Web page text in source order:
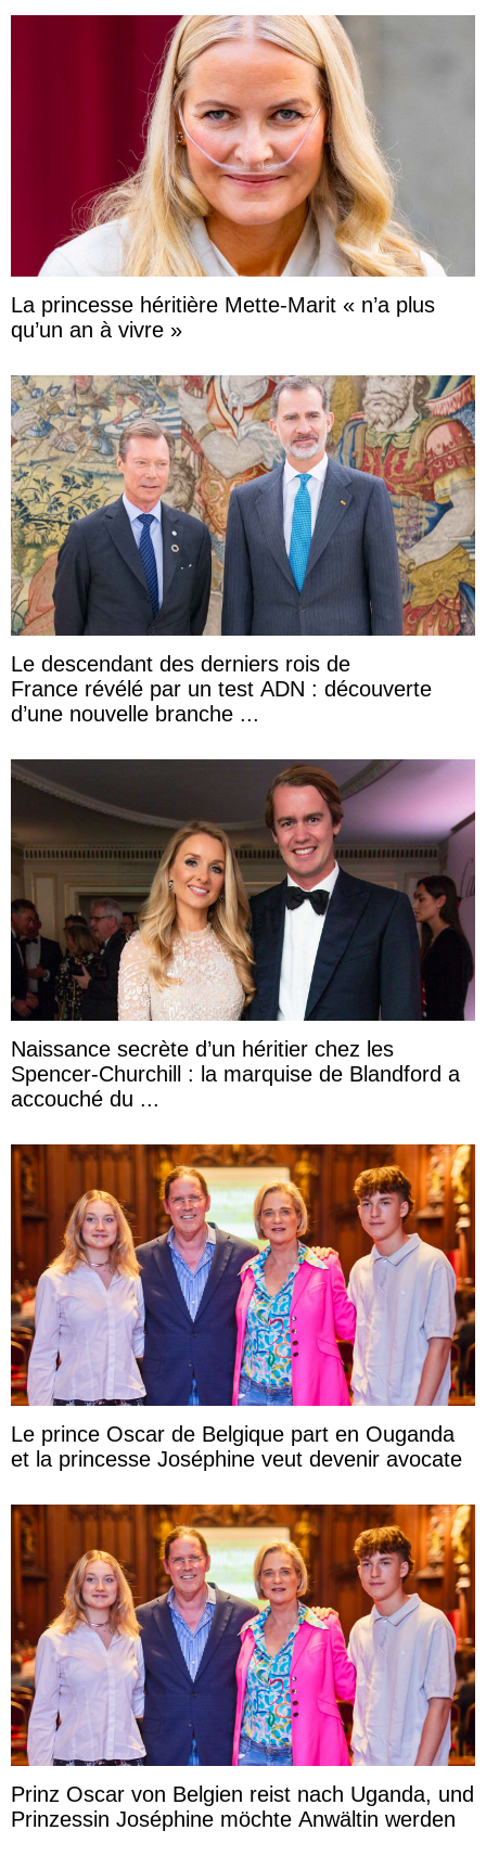
La princesse héritière Mette-Marit « n’a plus
qu’un an à vivre »
Le descendant des derniers rois de
France révélé par un test ADN : découverte
d’une nouvelle branche ...
Naissance secrète d’un héritier chez les
Spencer-Churchill : la marquise de Blandford a
accouché du ...
Le prince Oscar de Belgique part en Ouganda
et la princesse Joséphine veut devenir avocate
Prinz Oscar von Belgien reist nach Uganda, und
Prinzessin Joséphine möchte Anwältin werden